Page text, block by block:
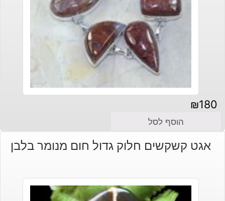
₪180
הוסף לסל
אגט קשקשים חלוק גדול חום מנומר בלבן